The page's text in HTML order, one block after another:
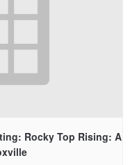
Rocky Top Rising: A